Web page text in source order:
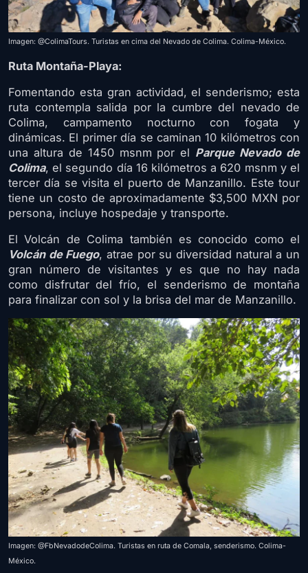
Imagen: @ColimaTours. Turistas en cima del Nevado de Colima. Colima-México.
Ruta Montaña-Playa:
Fomentando esta gran actividad, el senderismo; esta
ruta contempla salida por la cumbre del nevado de
Colima, campamento nocturno con fogata y
dinámicas. El primer día se caminan 10 kilómetros con
una altura de 1450 msnm por el Parque Nevado de
Colima, el segundo día 16 kilómetros a 620 msnm y el
tercer día se visita el puerto de Manzanillo. Este tour
tiene un costo de aproximadamente $3,500 MXN por
persona, incluye hospedaje y transporte.
El Volcán de Colima también es conocido como el
Volcán de Fuego, atrae por su diversidad natural a un
gran número de visitantes y es que no hay nada
como disfrutar del frío, el senderismo de montaña
para finalizar con sol y la brisa del mar de Manzanillo.
Imagen: @FbNevadodeColima. Turistas en ruta de Comala, senderismo. Colima-
México.